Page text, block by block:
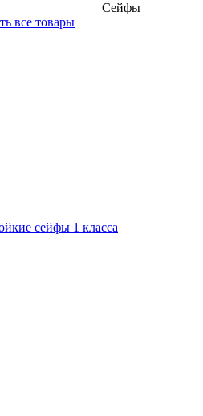
Сейфы
все товары
сейфы 1 класса